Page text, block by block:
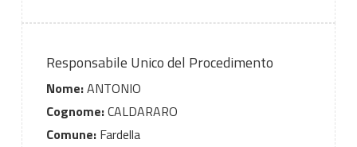
Responsabile Unico del Procedimento
Nome:ANTONIO
Cognome:CALDARARO
Comune:Fardella